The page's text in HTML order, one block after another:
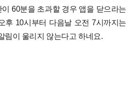
60분을 초과할 경우 앱을 닫으라는
후 10시부터 다음날 오전 7시까지는
림이 울리지 않는다고 하네요.